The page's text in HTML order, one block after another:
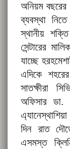
অনিয়ম
ব্যবস্থা
স্থানীয়
সেন্টারের
যাচ্ছে
এদিকে
সাতক্ষীরা
অফিসার ডা.
দিন রাত
এসমস্ত